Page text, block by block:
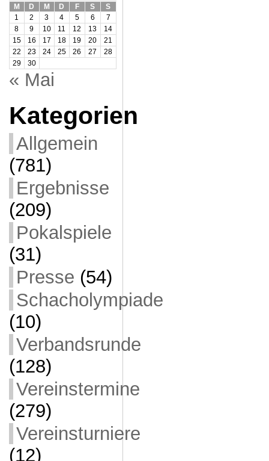
M
D M D F S
S
1
2 3 4 5 6
7
8
9 10 11 12 13
14
15
16 17 18 19 20
21
22
23 24 25 26 27
28
29
30
« Mai
Kategorien
Allgemein
(781)
Ergebnisse
(209)
Pokalspiele
(31)
Presse (54)
Schacholympiade
(10)
Verbandsrunde
(128)
Vereinstermine
(279)
Vereinsturniere
(12)